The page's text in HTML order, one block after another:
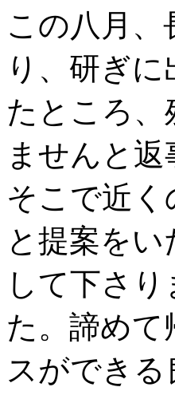
この八月
り、研ぎ
たところ
ませんと
そこで近
と提案を
して下さ
た。諦め
スができ